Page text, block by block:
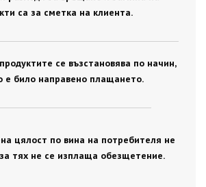
са за сметка на клиента.
се възстановява по начин,
е било направено плащането.
цялост по вина на потребителя не
тях не се изплаща обезщетение.